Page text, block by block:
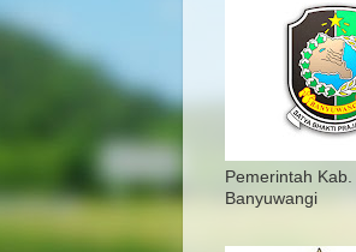
Pemerintah Kab.
Banyuwangi